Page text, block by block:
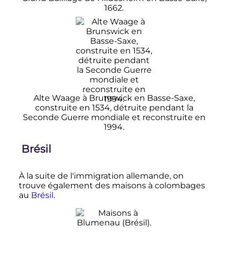
1662.
Alte Waage à Brunswick en Basse-Saxe,
construite en 1534, détruite pendant la
Seconde Guerre mondiale et reconstruite en
1994.
Brésil
À la suite de l'immigration allemande, on
trouve également des maisons à colombages
au Brésil.